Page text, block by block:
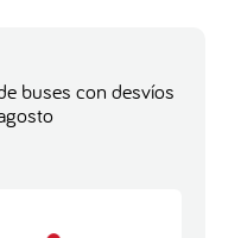
buses con desvíos